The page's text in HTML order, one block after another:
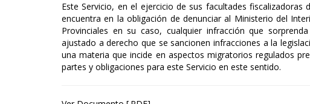
Este Servicio, en el ejercicio de sus facultades
encuentra en la obligación de denunciar al Ministerio del
Provinciales en su caso, cualquier infracción que
ajustado a derecho que se sancionen infracciones a la
una materia que incide en aspectos migratorios regulados
partes y obligaciones para este Servicio en este sentido.